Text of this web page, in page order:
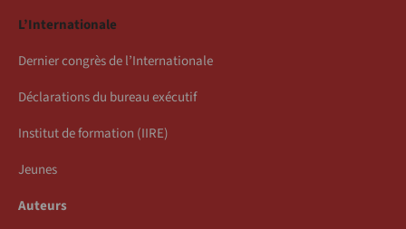
L’Internationale
Dernier congrès de l’Internationale
Déclarations du bureau exécutif
Institut de formation (IIRE)
Jeunes
Auteurs